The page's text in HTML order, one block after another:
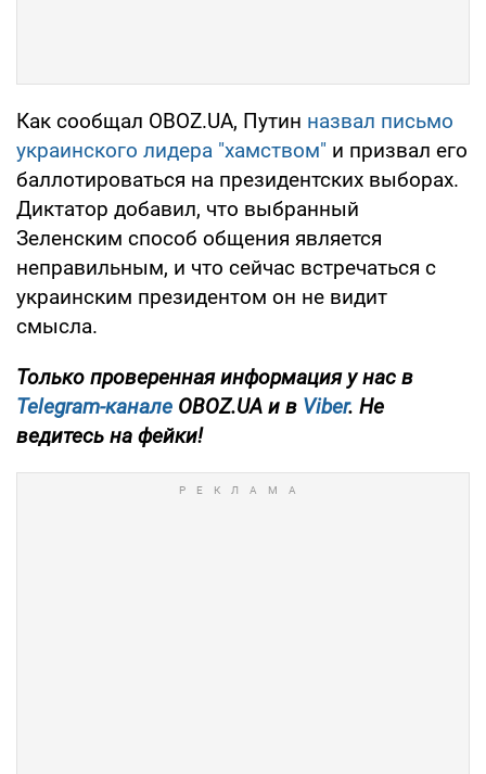
Как сообщал OBOZ.UA, Путин назвал письмо
украинского лидера "хамством" и призвал его
баллотироваться на президентских выборах.
Диктатор добавил, что выбранный
Зеленским способ общения является
неправильным, и что сейчас встречаться с
украинским президентом он не видит
смысла.
Только проверенная информация у нас в
Telegram-канале OBOZ.UA и в Viber. Не
ведитесь на фейки!